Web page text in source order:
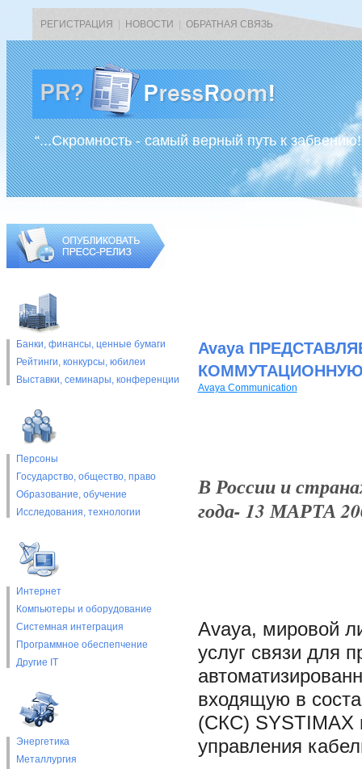
РЕГИСТРАЦИЯ НОВОСТИ ОБРАТНАЯ СВЯЗЬ
“...Скромность - самый верный путь к
Банки, финансы, ценные бумаги
Рейтинги, конкурсы, юбилеи
Выставки, cеминары, конференции
Персоны
Государство, общество, право
Образование, обучение
Исследования, технологии
Интернет
Компьютеры и оборудование
Системная интеграция
Программное обеспепчение
Другие IT
Энергетика
Металлургия
Avaya
КОММУТАЦИОННУЮ
Avaya Communication
В России и
года- 13 МАРТА
Avaya, мировой
услуг связи для
входящую в
(СКС) SYSTIMAX
управления